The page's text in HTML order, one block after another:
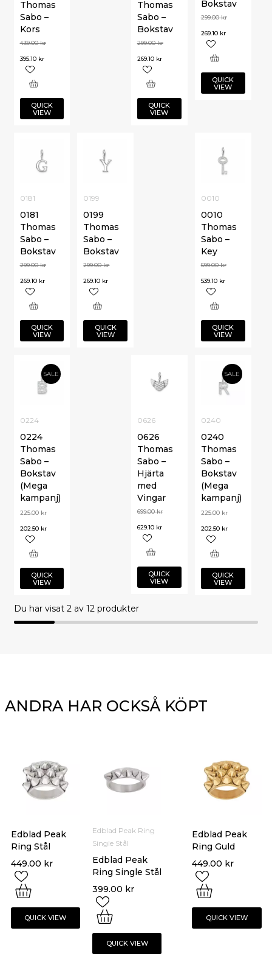
Bokstav
299.00kr
269.10 kr
QUICK
VIEW
Thomas
Sabo –
Kors
439.00kr
395.10 kr
QUICK
VIEW
Thomas
Sabo –
Bokstav
299.00kr
269.10 kr
QUICK
VIEW
0181
0181
Thomas
Sabo –
Bokstav
299.00kr
269.10 kr
QUICK
VIEW
0010
0010
Thomas
Sabo –
Key
599.00kr
539.10 kr
QUICK
VIEW
0199
0199
Thomas
Sabo –
Bokstav
299.00kr
269.10 kr
QUICK
VIEW
SALE
0240
0240
Thomas
Sabo –
Bokstav
(Mega
kampanj)
225.00 kr
202.50 kr
QUICK
VIEW
SALE
0224
0224
Thomas
Sabo –
Bokstav
(Mega
kampanj)
225.00 kr
202.50 kr
QUICK
VIEW
0626
0626
Thomas
Sabo –
Hjärta
med
Vingar
699.00kr
629.10 kr
QUICK
VIEW
Du har visat 2av 12 produkter
ANDRA HAR OCKSÅ KÖPT
Edblad Peak
Ring Stål
449.00 kr
QUICK VIEW
Edblad Peak
Ring Guld
449.00 kr
QUICK VIEW
Edblad Peak Ring
Single Stål
Edblad Peak
Ring Single Stål
399.00 kr
QUICK VIEW